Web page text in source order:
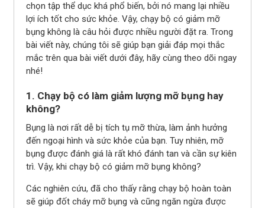
chọn tập thể dục khá phổ biến, bởi nó mang lại nhiều
lợi ích tốt cho sức khỏe. Vậy, chạy bộ có giảm mỡ
bụng không là câu hỏi được nhiều người đặt ra. Trong
bài viết này, chúng tôi sẽ giúp bạn giải đáp mọi thắc
mắc trên qua bài viết dưới đây, hãy cùng theo dõi ngay
nhé!
1. Chạy bộ có làm giảm lượng mỡ bụng hay
không?
Bụng là nơi rất dễ bị tích tụ mỡ thừa, làm ảnh hưởng
đến ngoại hình và sức khỏe của bạn. Tuy nhiên, mỡ
bụng được đánh giá là rất khó đánh tan và cần sự kiên
trì. Vậy, khi chạy bộ có giảm mỡ bụng không?
Các nghiên cứu, đã cho thấy rằng chạy bộ hoàn toàn
sẽ giúp đốt cháy mỡ bụng và cũng ngăn ngừa được